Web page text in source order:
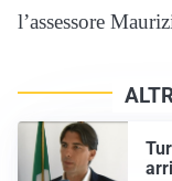
l’assessore